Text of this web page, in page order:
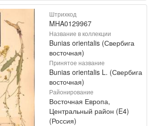
Штрихкод
MHA0129967
Название в коллекции
Bunias orientalis (Свербига
восточная)
Принятое название
Bunias orientalis L. (Свербига
восточная)
Районирование
Восточная Европа,
Центральный район (E4)
(Россия)